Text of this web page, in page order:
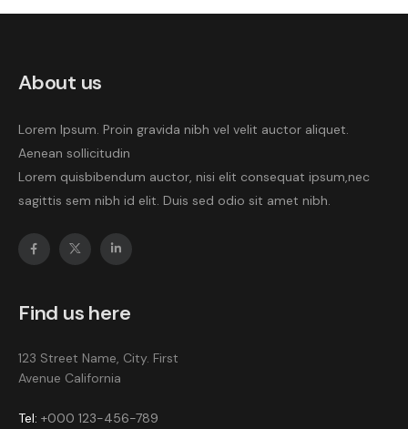
About us
Lorem Ipsum. Proin gravida nibh vel velit auctor aliquet.
Aenean sollicitudin
Lorem quisbibendum auctor, nisi elit consequat ipsum,nec
sagittis sem nibh id elit. Duis sed odio sit amet nibh.
Find us here
123 Street Name, City. First
Avenue California
Tel: +000 123-456-789